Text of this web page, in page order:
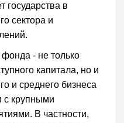
государства в
сектора и
- не только
капитала, но и
и среднего бизнеса
с крупными
В частности,